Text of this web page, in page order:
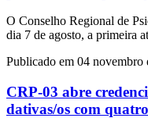
O Conselho Regional de
dia 7 de agosto, a primeira
Publicado em 04 novembro
CRP-03 abre
dativas/os com